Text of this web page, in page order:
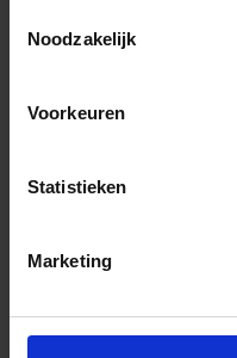
Noodzakelijk
Voorkeuren
Statistieken
Marketing
Rubberen dop wit